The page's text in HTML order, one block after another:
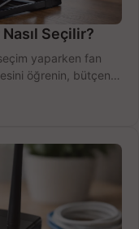
Seçilir?
yaparken fan
öğrenin, bütçenizi